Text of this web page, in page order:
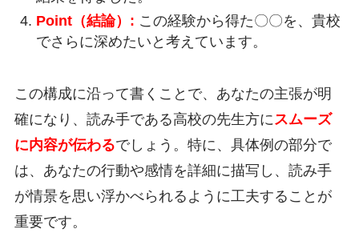
Point（結論）: この経験から得た〇〇を、貴校
でさらに深めたいと考えています。
この構成に沿って書くことで、あなたの主張が明
確になり、読み手である高校の先生方に スムーズ
に内容が伝わるでしょう。特に、具体例の部分で
は、あなたの行動や感情を詳細に描写し、読み手
が情景を思い浮かべられるように工夫することが
重要です。